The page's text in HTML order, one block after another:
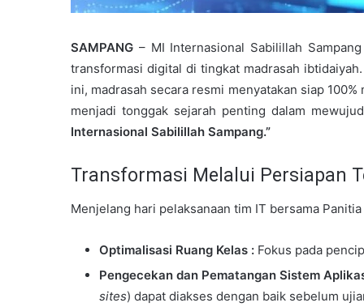
SAMPANG – MI Internasional Sabilillah
transformasi digital di tingkat madrasah
ini, madrasah secara resmi menyatakan siap
menjadi tonggak sejarah penting dalam
Internasional Sabilillah Sampang.”
Transformasi Melalui Persiapan
Menjelang hari pelaksanaan tim IT bersama Panitia
Optimalisasi Ruang Kelas : Fokus pada
Pengecekan dan Pematangan Sistem
sites) dapat diakses dengan baik sebelum